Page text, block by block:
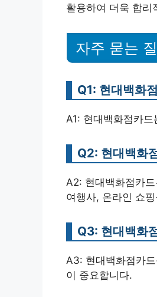
활용하여 더욱 합리
자주 묻는
Q1: 현대백화
A1: 현대백화점카
Q2: 현대백화
A2: 현대백화점카
여행사, 온라인 쇼
Q3: 현대백화
A3: 현대백화점카
이 중요합니다.